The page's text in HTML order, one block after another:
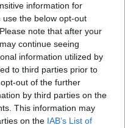
information for
the below opt-out
note that after your
continue seeing
information utilized by
to third parties prior to
out of the further
by third parties on the
This information may
on the IAB’s List of